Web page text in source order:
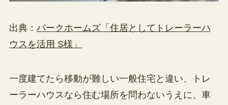
出典： パークホームズ「住居としてトレーラーハ
ウスを活用 S様」
一度建てたら移動が難しい一般住宅と違い、トレ
ーラーハウスなら住む場所を問わないうえに、車